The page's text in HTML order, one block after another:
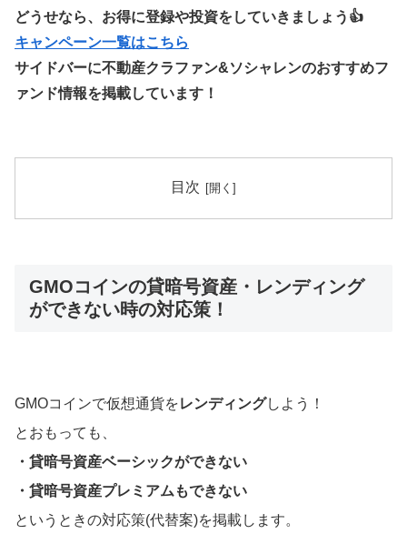
どうせなら、お得に登録や投資をしていきましょう👍
キャンペーン一覧はこちら
サイドバーに不動産クラファン&ソシャレンのおすすめフ
ァンド情報を掲載しています！
目次
GMOコインの貸暗号資産・レンディング
ができない時の対応策！
GMOコインで仮想通貨をレンディングしよう！
とおもっても、
・貸暗号資産ベーシックができない
・貸暗号資産プレミアムもできない
というときの対応策(代替案)を掲載します。